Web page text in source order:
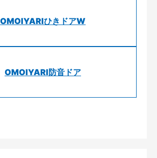
OMOIYARIひきドアW
OMOIYARI防音ドア